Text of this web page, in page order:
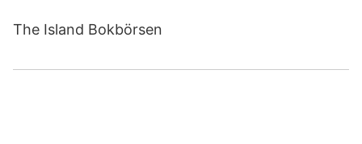
The Island Bokbörsen